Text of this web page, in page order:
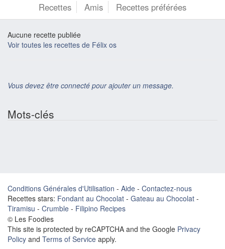
Recettes Amis Recettes préférées
Aucune recette publiée
Voir toutes les recettes de Félix os
Vous devez être connecté pour ajouter un message.
Mots-clés
Conditions Générales d'Utilisation - Aide - Contactez-nous
Recettes stars: Fondant au Chocolat - Gateau au Chocolat -
Tiramisu - Crumble - Filipino Recipes
© Les Foodies
This site is protected by reCAPTCHA and the Google Privacy
Policy and Terms of Service apply.